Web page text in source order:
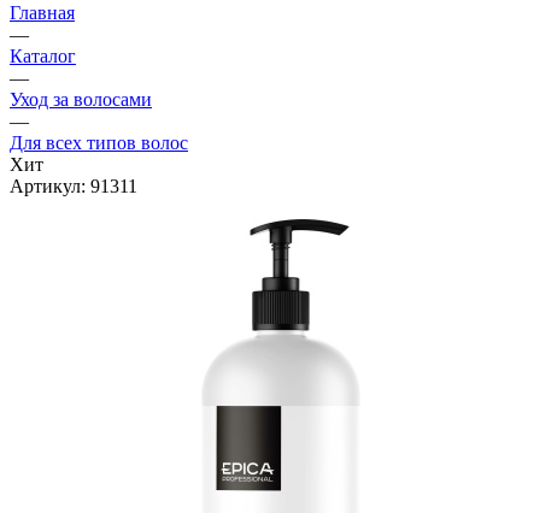
Главная
—
Каталог
—
Уход за волосами
—
Для всех типов волос
Хит
Артикул: 91311